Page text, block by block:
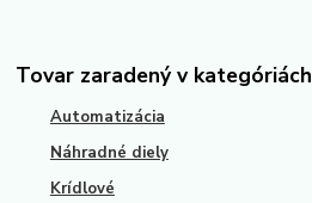
Tovar zaradený v kategóriách
Automatizácia
Náhradné diely
Krídlové